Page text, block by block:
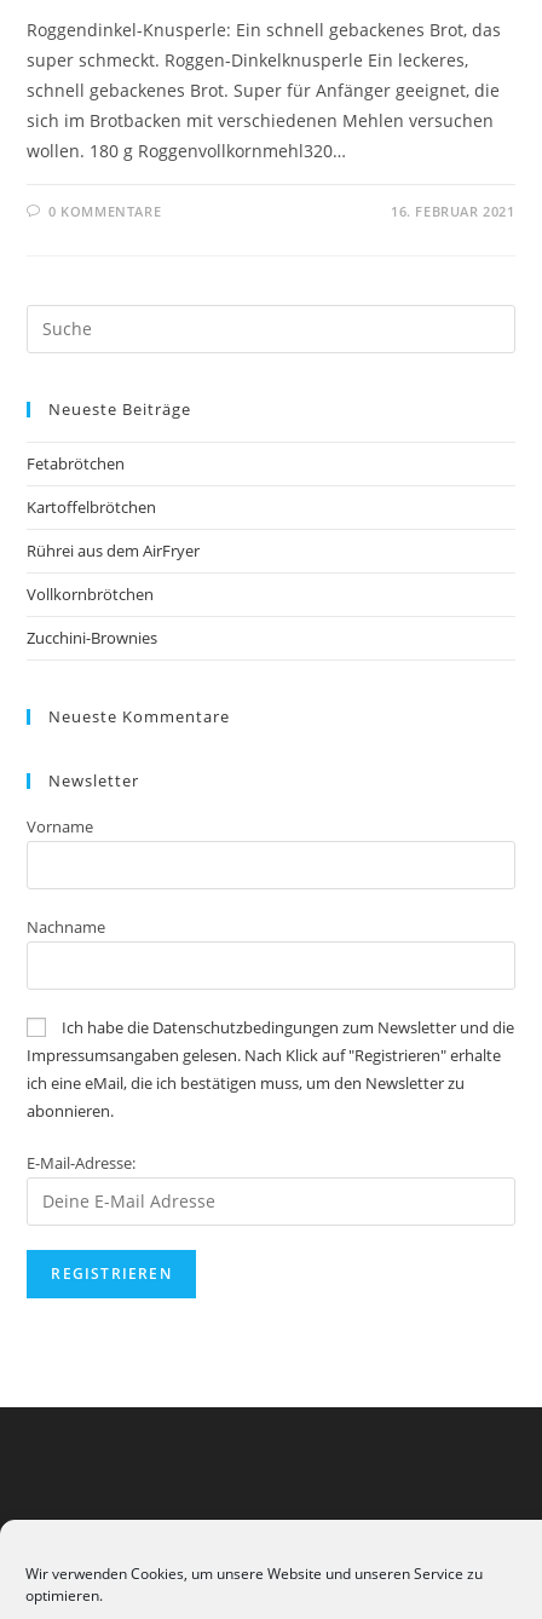
Wir verwenden Cookies, um unsere Website und unseren Service zu
optimieren.
Roggendinkel-Knusperle: Ein schnell gebackenes Brot, das
super schmeckt. Roggen-Dinkelknusperle Ein leckeres,
schnell gebackenes Brot. Super für Anfänger geeignet, die
sich im Brotbacken mit verschiedenen Mehlen versuchen
wollen. 180 g Roggenvollkornmehl320…
0 KOMMENTARE 16. FEBRUAR 2021
Neueste Beiträge
Fetabrötchen
Kartoffelbrötchen
Rührei aus dem AirFryer
Vollkornbrötchen
Zucchini-Brownies
Neueste Kommentare
Newsletter
Vorname
Nachname
Ich habe die Datenschutzbedingungen zum Newsletter und die
Impressumsangaben gelesen. Nach Klick auf "Registrieren" erhalte
ich eine eMail, die ich bestätigen muss, um den Newsletter zu
abonnieren.
E-Mail-Adresse: